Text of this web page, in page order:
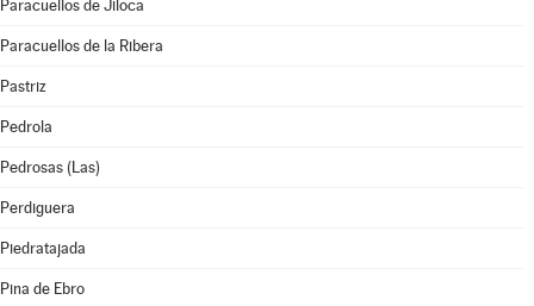
Paracuellos de Jiloca
Paracuellos de la Ribera
Pastriz
Pedrola
Pedrosas (Las)
Perdiguera
Piedratajada
Pina de Ebro